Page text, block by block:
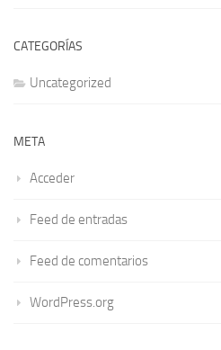
CATEGORÍAS
Uncategorized
META
Acceder
Feed de entradas
Feed de comentarios
WordPress.org